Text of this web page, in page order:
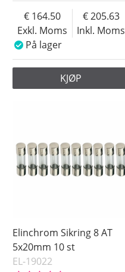
Exkl. Moms
164.50
Inkl. Moms
205.63
På lager
KJØP
Elinchrom Sikring 8 AT
5x20mm 10 st
EL-19022